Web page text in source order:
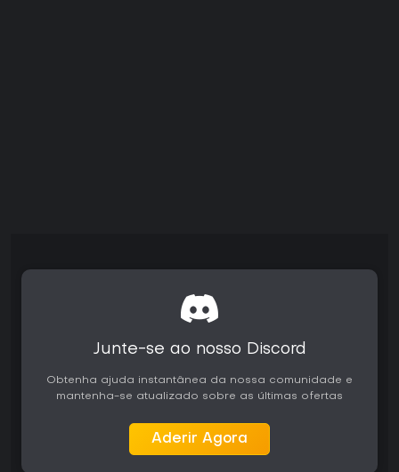
Junte-se ao nosso Discord
Obtenha ajuda instantânea da nossa comunidade e
mantenha-se atualizado sobre as últimas ofertas
Aderir Agora